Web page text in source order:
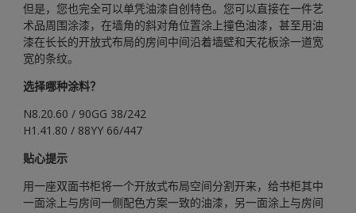
但是，您也完全可以单凭油漆自创特色。您可以直接在一件艺
术品周围涂漆，在墙角的斜对角位置涂上撞色油漆，甚至用油
漆在长长的开放式布局的房间中间沿着墙壁和天花板涂一道宽
宽的条纹。
选择哪种涂料？
N8.20.60 / 90GG 38/242
H1.41.80 / 88YY 66/447
贴心提示
用一座双面书柜将一个开放式布局空间分割开来，给书柜其中
一面涂上与房间一侧配色方案一致的油漆，另一面涂上与房间